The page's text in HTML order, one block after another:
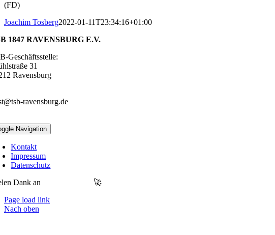
(FD)
Joachim Tosberg2022-01-11T23:34:16+01:00
1847 RAVENSBURG E.V.
Geschäftsstelle:
31
Ravensburg
ravensburg.de
Navigation
Kontakt
Impressum
Datenschutz
Dank an
🚀
Page load link
Nach oben